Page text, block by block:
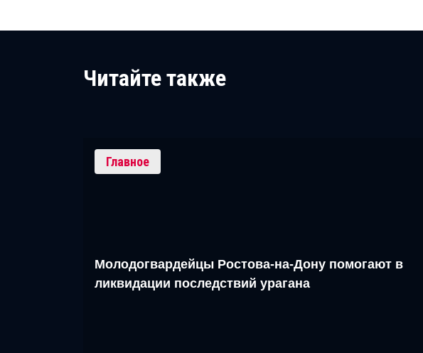
Читайте также
Главное
Молодогвардейцы Ростова-на-Дону помогают в
ликвидации последствий урагана